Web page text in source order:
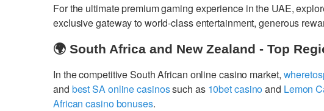
For the ultimate premium gaming experience in the UAE,
exclusive gateway to world-class entertainment, generous
🌍 South Africa and New Zealand - Top
In the competitive South African online casino market,
and best SA online casinossuch as 10bet casinoand Lemon
African casino bonuses.